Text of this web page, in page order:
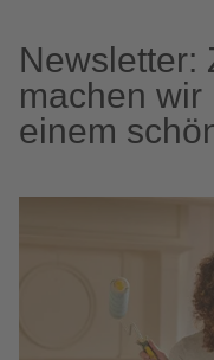
Newsletter:
machen wir
einem